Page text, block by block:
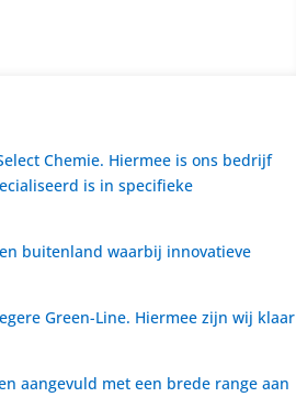
Chemie. Hiermee is ons bedrijf
is in specifieke
buitenland waarbij innovatieve
Green-Line. Hiermee zijn wij klaar
aangevuld met een brede range aan